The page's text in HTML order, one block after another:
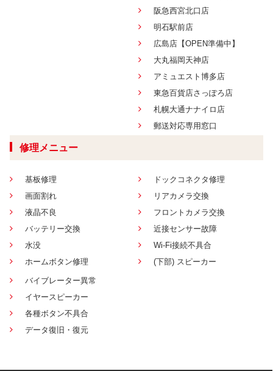
阪急西宮北口店
明石駅前店
広島店【OPEN準備中】
大丸福岡天神店
アミュエスト博多店
東急百貨店さっぽろ店
札幌大通ナナイロ店
郵送対応専用窓口
修理メニュー
基板修理
画面割れ
液晶不良
バッテリー交換
水没
ホームボタン修理
ドックコネクタ修理
リアカメラ交換
フロントカメラ交換
近接センサー故障
Wi-Fi接続不具合
(下部) スピーカー
バイブレーター異常
イヤースピーカー
各種ボタン不具合
データ復旧・復元